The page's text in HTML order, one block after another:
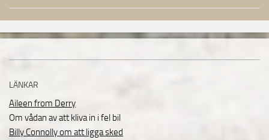
LÄNKAR
Aileen from Derry
Om vådan av att kliva in i fel bil
Billy Connolly om att ligga sked